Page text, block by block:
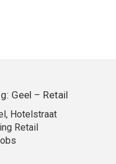
Geel – Retail
Hotelstraat
Retail